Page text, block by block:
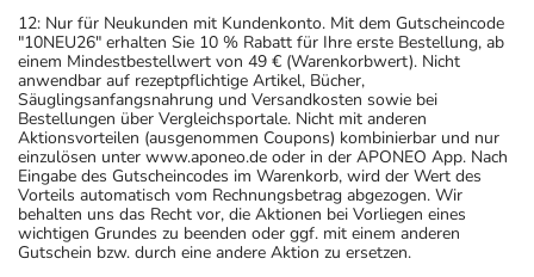
12: Nur für Neukunden mit Kundenkonto. Mit dem Gutscheincode
"10NEU26" erhalten Sie 10 % Rabatt für Ihre erste Bestellung, ab
einem Mindestbestellwert von 49 € (Warenkorbwert). Nicht
anwendbar auf rezeptpflichtige Artikel, Bücher,
Säuglingsanfangsnahrung und Versandkosten sowie bei
Bestellungen über Vergleichsportale. Nicht mit anderen
Aktionsvorteilen (ausgenommen Coupons) kombinierbar und nur
einzulösen unter www.aponeo.de oder in der APONEO App. Nach
Eingabe des Gutscheincodes im Warenkorb, wird der Wert des
Vorteils automatisch vom Rechnungsbetrag abgezogen. Wir
behalten uns das Recht vor, die Aktionen bei Vorliegen eines
wichtigen Grundes zu beenden oder ggf. mit einem anderen
Gutschein bzw. durch eine andere Aktion zu ersetzen.